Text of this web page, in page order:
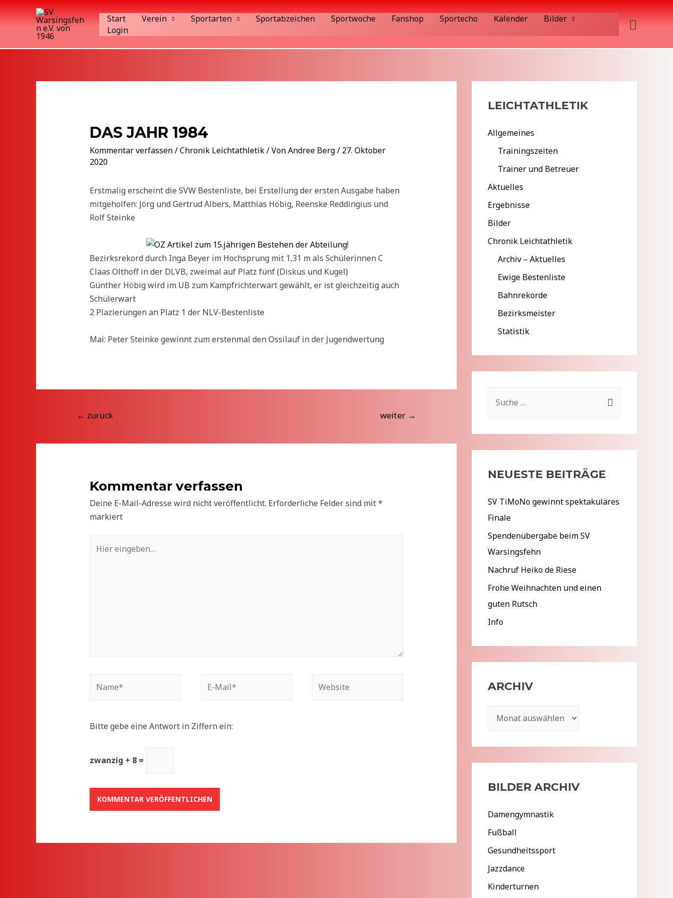
Zum
Inhalt
Start Verein Sportarten Sportabzeichen Sportwoche Fanshop Sportecho Kalender
Bilder
Login
Suche
DAS JAHR 1984
Kommentar verfassen/Chronik Leichtathletik/ VonAndree Berg/ 27. Oktober
2020
Erstmalig erscheint die SVW Bestenliste, bei Erstellung der ersten Ausgabe haben
mitgeholfen: Jörg und Gertrud Albers, Matthias Höbig, Reenske Reddingius und
Rolf Steinke
Bezirksrekord durch Inga Beyer im Hochsprung mit 1,31 m als Schülerinnen C
Claas Olthoff in der DLVB, zweimal auf Platz fünf (Diskus und Kugel)
Günther Höbig wird im UB zum Kampfrichterwart gewählt, er ist gleichzeitig auch
Schülerwart
2 Plazierungen an Platz 1 der NLV-Bestenliste
Mai: Peter Steinke gewinnt zum erstenmal den Ossilauf in der Jugendwertung
Beitragsnavigation
← zurück weiter →
Kommentar verfassen
Deine E-Mail-Adresse wird nicht veröffentlicht. Erforderliche Felder sind mit*
markiert
eingeben…
Mail*
Bitte gebe eine Antwort in Ziffern ein:
zwanzig + 8 =
LEICHTATHLETIK
Allgemeines
Trainingszeiten
Trainer und Betreuer
Aktuelles
Ergebnisse
Bilder
Chronik Leichtathletik
Archiv – Aktuelles
Ewige Bestenliste
Bahnrekorde
Bezirksmeister
Statistik
n
a
c
h
:
NEUESTE BEITRÄGE
SV TiMoNo gewinnt spektakuläres
Finale
Spendenübergabe beim SV
Warsingsfehn
Nachruf Heiko de Riese
Frohe Weihnachten und einen
guten Rutsch
Info
ARCHIV
c
h
v
BILDER ARCHIV
Damengymnastik
Fußball
Gesundheitssport
Jazzdance
Kinderturnen